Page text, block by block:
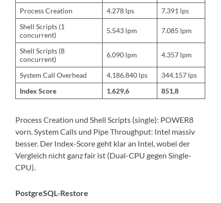
Process Creation
4.278 lps
7.391 lps
Shell Scripts (1
concurrent)
5.543 lpm 7.085 lpm
Shell Scripts (8
concurrent)
6.090 lpm 4.357 lpm
System Call Overhead 4.186.840 lps
344.157 lps
Index Score
1.629,6 851,8
Process Creation und Shell Scripts (single): POWER8
vorn. System Calls und Pipe Throughput: Intel massiv
besser. Der Index-Score geht klar an Intel, wobei der
Vergleich nicht ganz fair ist (Dual-CPU gegen Single-
CPU).
PostgreSQL-Restore